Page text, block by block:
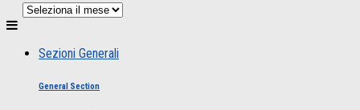
Archivio
Sezioni Generali
General Section